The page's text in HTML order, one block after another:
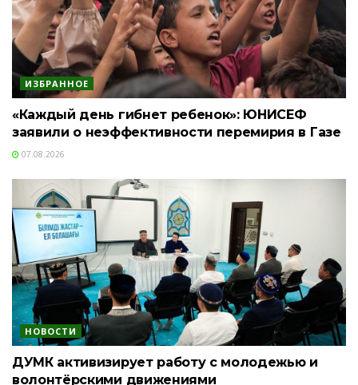
ИЗБРАННОЕ
«Каждый день гибнет ребенок»: ЮНИСЕФ
заявили о неэффективности перемирия в Газе
07.08.2026
НОВОСТИ
ДУМК активизирует работу с молодежью и
волонтёрскими движениями